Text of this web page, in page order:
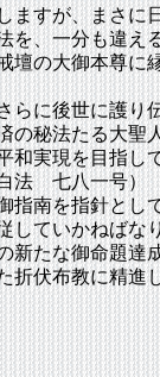
ますが、まさに
を、一分も違え
壇の大御本尊に
に後世に護り
秘法たる大聖
和実現を目指し
法 七八一号）
指南を指針とし
していかねばな
たな御命題達
折伏布教に精進